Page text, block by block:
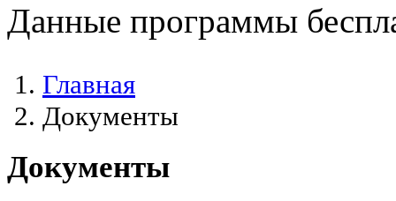
Данные программы
Главная
Документы
Документы